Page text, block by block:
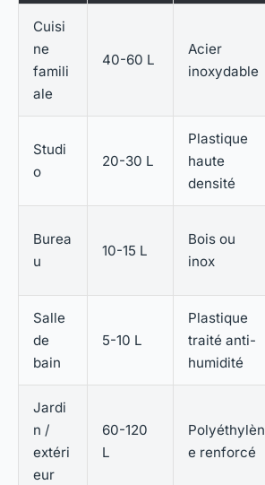
Cuisi
ne
famili
ale
40-60 L
Acier
inoxydable
Studi
o
20-30 L
Plastique
haute
densité
Burea
u
10-15 L
Bois ou
inox
Salle
de
bain
5-10 L
Plastique
traité anti-
humidité
Jardi
n /
extéri
eur
60-120
L
Polyéthylèn
e renforcé